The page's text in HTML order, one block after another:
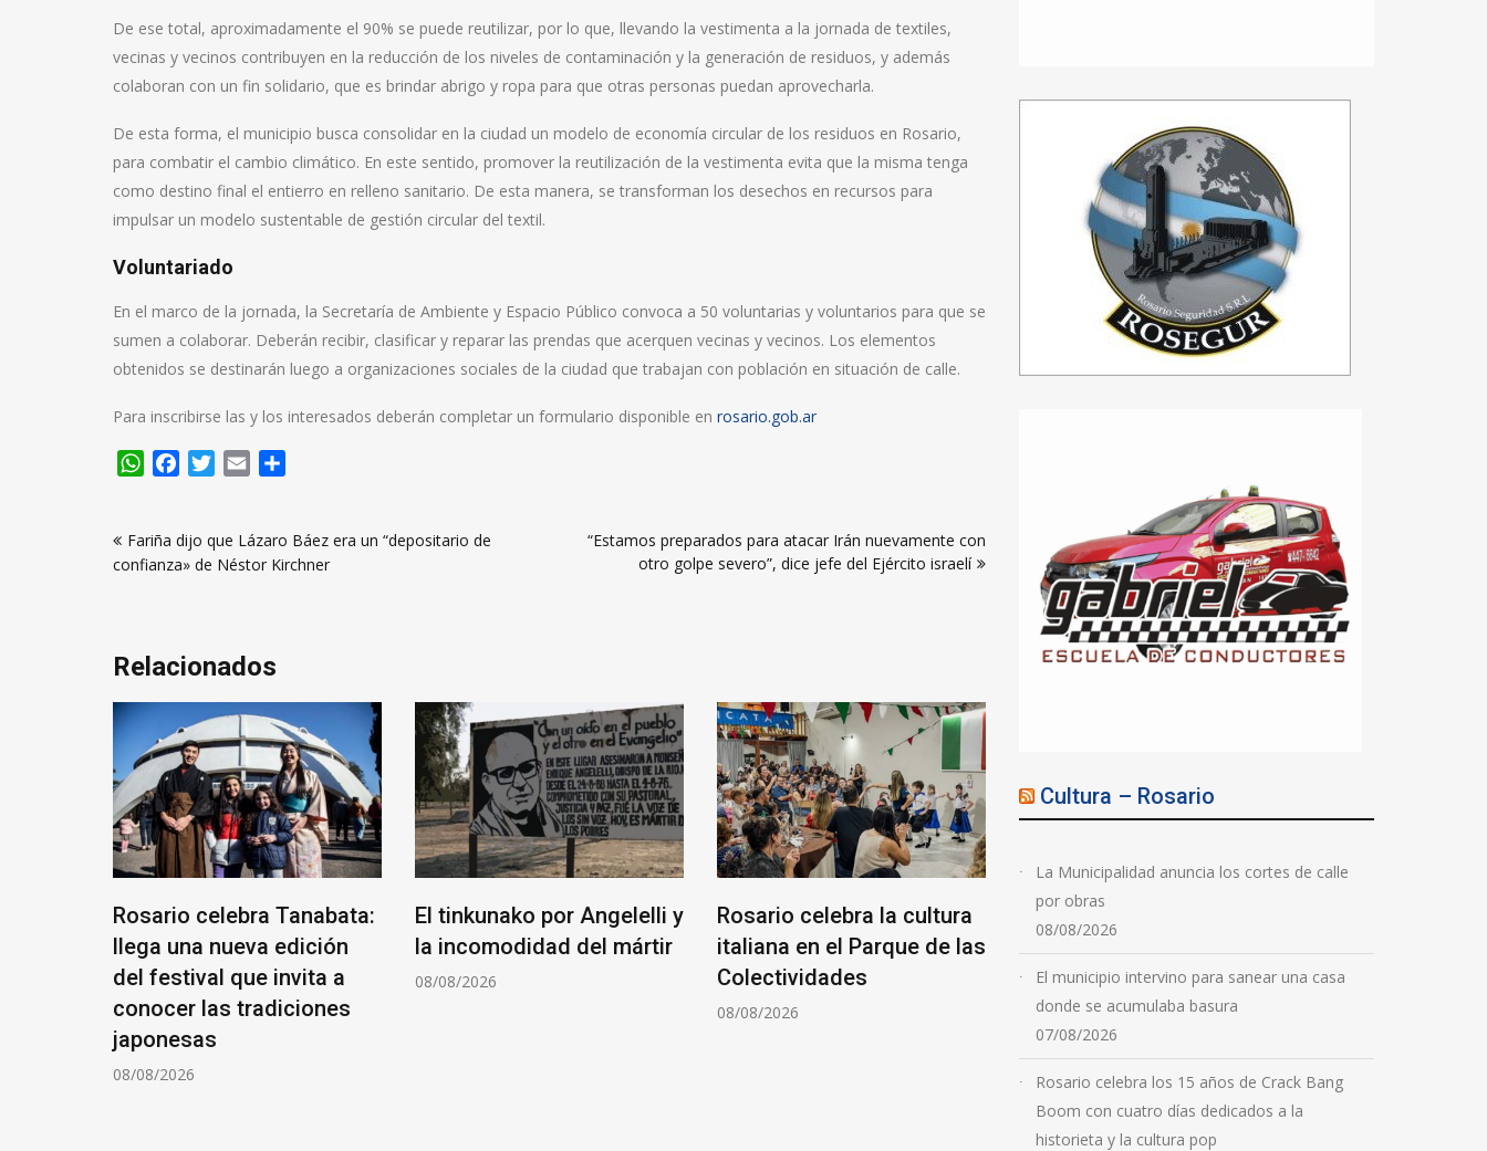
De ese total, aproximadamente el 90% se puede reutilizar, por lo que, llevando la vestimenta a la jornada de textiles,
vecinas y vecinos contribuyen en la reducción de los niveles de contaminación y la generación de residuos, y además
colaboran con un fin solidario, que es brindar abrigo y ropa para que otras personas puedan aprovecharla.
De esta forma, el municipio busca consolidar en la ciudad un modelo de economía circular de los residuos en Rosario,
para combatir el cambio climático. En este sentido, promover la reutilización de la vestimenta evita que la misma tenga
como destino final el entierro en relleno sanitario. De esta manera, se transforman los desechos en recursos para
impulsar un modelo sustentable de gestión circular del textil.
Voluntariado
En el marco de la jornada, la Secretaría de Ambiente y Espacio Público convoca a 50 voluntarias y voluntarios para que se
sumen a colaborar. Deberán recibir, clasificar y reparar las prendas que acerquen vecinas y vecinos. Los elementos
obtenidos se destinarán luego a organizaciones sociales de la ciudad que trabajan con población en situación de calle.
Para inscribirse las y los interesados deberán completar un formulario disponible en rosario.gob.ar
WhatsApp
FacebookTwitter
Email
deFariña dijo que Lázaro Báez era un “depositario de
confianza» de Néstor Kirchner
“Estamos preparados para atacar Irán nuevamente con
otro golpe severo”, dice jefe del Ejército israelí
Relacionados
Rosario celebra Tanabata:
llega una nueva edición
del festival que invita a
conocer las tradiciones
japonesas
08/08/2026
El tinkunako por Angelelli y
la incomodidad del mártir
08/08/2026
Rosario celebra la cultura
italiana en el Parque de las
Colectividades
08/08/2026
El Gobierno anunció un
acuerdo con Starlink para
llevar internet satelital a
escuelas rurales de todo
el país
08/08/2026
Cultura – Rosario
La Municipalidad anuncia los cortes de calle
por obras
08/08/2026
El municipio intervino para sanear una casa
donde se acumulaba basura
07/08/2026
Rosario celebra los 15 años de Crack Bang
Boom con cuatro días dedicados a la
historieta y la cultura pop